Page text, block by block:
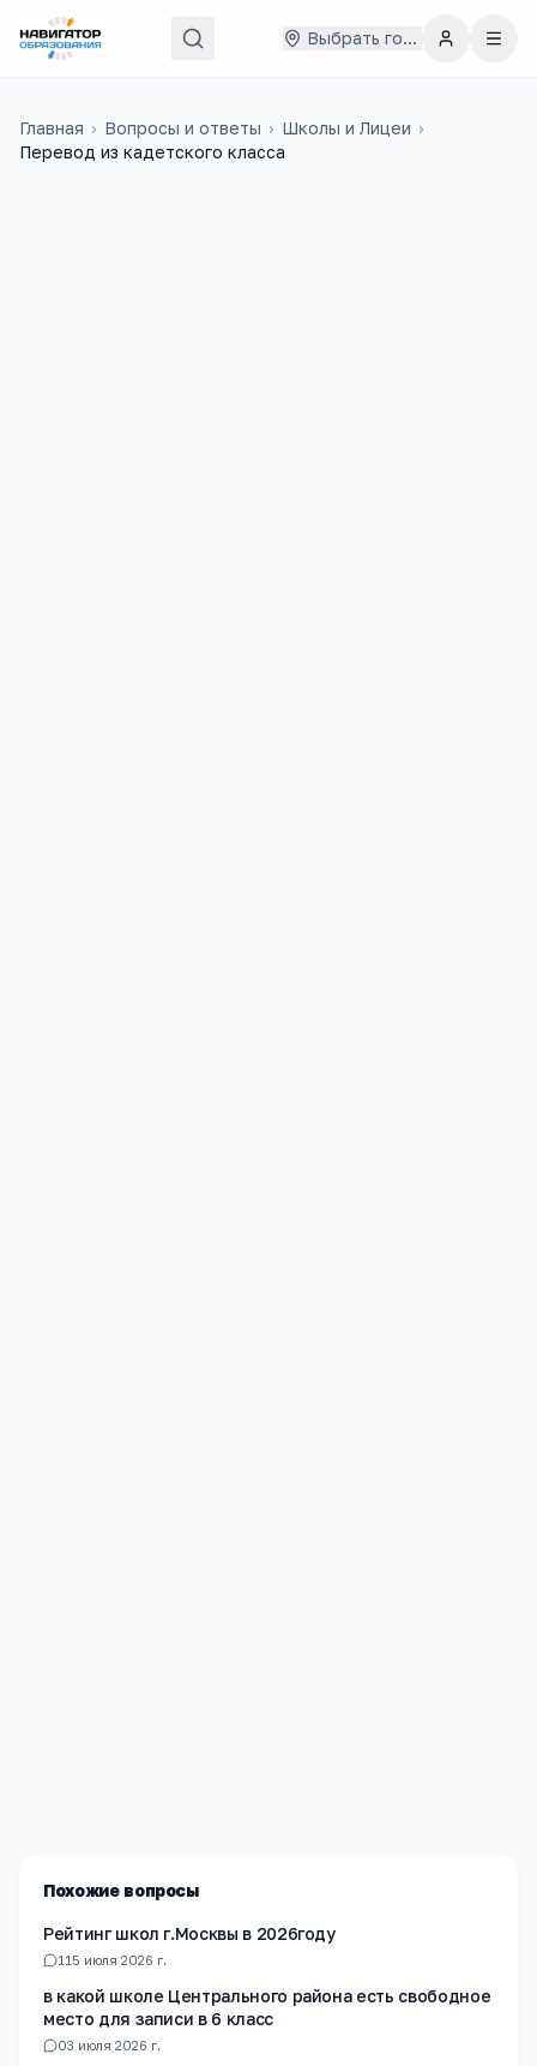
Выбрать город
Главная › Вопросы и ответы › Школы и Лицеи ›
Перевод из кадетского класса
Похожие вопросы
Рейтинг школ г.Москвы в 2026году
1 15 июля 2026 г.
в какой школе Центрального района есть свободное
место для записи в 6 класс
03 июля 2026 г.